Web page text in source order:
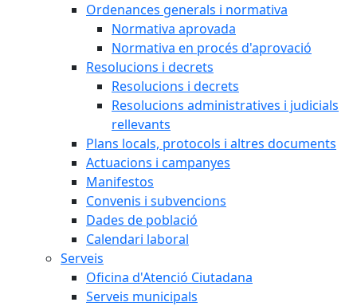
Ordenances generals i normativa
Normativa aprovada
Normativa en procés d'aprovació
Resolucions i decrets
Resolucions i decrets
Resolucions administratives i judicials
rellevants
Plans locals, protocols i altres documents
Actuacions i campanyes
Manifestos
Convenis i subvencions
Dades de població
Calendari laboral
Serveis
Oficina d'Atenció Ciutadana
Serveis municipals